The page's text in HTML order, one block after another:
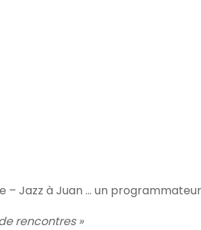
– Jazz à Juan … un
rencontres »